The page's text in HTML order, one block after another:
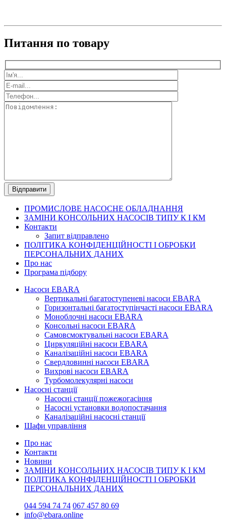
Питання по товару
ПРОМИСЛОВЕ НАСОСНЕ ОБЛАДНАННЯ
ЗАМІНИ КОНСОЛЬНИХ НАСОСІВ ТИПУ К І КМ
Контакти
Запит відправлено
ПОЛІТИКА КОНФІДЕНЦІЙНОСТІ І ОБРОБКИ
ПЕРСОНАЛЬНИХ ДАНИХ
Про нас
Програма підбору
Насоси EBARA
Вертикальні багатоступеневі насоси EBARA
Горизонтальні багатоступінчасті насоси EBARA
Моноблочні насоси EBARA
Консольні насоси EBARA
Самовсмоктувальні насоси EBARA
Циркуляційні насоси EBARA
Каналізаційні насоси EBARA
Свердловинні насоси EBARA
Вихрові насоси EBARA
Турбомолекулярні насоси
Насосні станції
Насосні станції пожежогасіння
Насосні установки водопостачання
Каналізаційні насосні станції
Шафи управління
Про нас
Контакти
Новини
ЗАМІНИ КОНСОЛЬНИХ НАСОСІВ ТИПУ К І КМ
ПОЛІТИКА КОНФІДЕНЦІЙНОСТІ І ОБРОБКИ
ПЕРСОНАЛЬНИХ ДАНИХ
044 594 74 74 067 457 80 69
info@ebara.online